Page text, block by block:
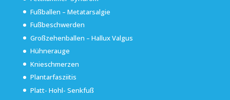
Fußballen – Metatarsalgie
Fußbeschwerden
Großzehenballen – Hallux Valgus
Hühnerauge
Knieschmerzen
Plantarfasziitis
Platt- Hohl- Senkfuß